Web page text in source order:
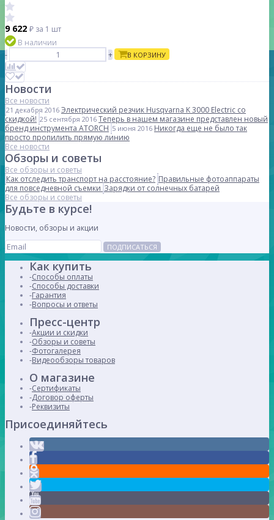
9 622 ₽ за 1 шт
В наличии
-
+ В КОРЗИНУ
Новости
Все новости
21 декабря 2016 Электрический резчик Husqvarna K 3000 Electric со
скидкой! 25 сентября 2016 Теперь в нашем магазине представлен новый
бренд инструмента ATORCH 5 июня 2016 Никогда еще не было так
просто пропилить прямую линию
Все новости
Обзоры и советы
Все обзоры и советы
Как отследить транспорт на расстояние? Правильные фотоаппараты
для повседневной съемки Зарядки от солнечных батарей
Все обзоры и советы
Будьте в курсе!
Новости, обзоры и акции
ПОДПИСАТЬСЯ
Как купить
Способы оплаты
Способы доставки
Гарантия
Вопросы и ответы
Пресс-центр
Акции и скидки
Обзоры и советы
Фотогалерея
Видеообзоры товаров
О магазине
Сертификаты
Договор оферты
Реквизиты
Присоединяйтесь